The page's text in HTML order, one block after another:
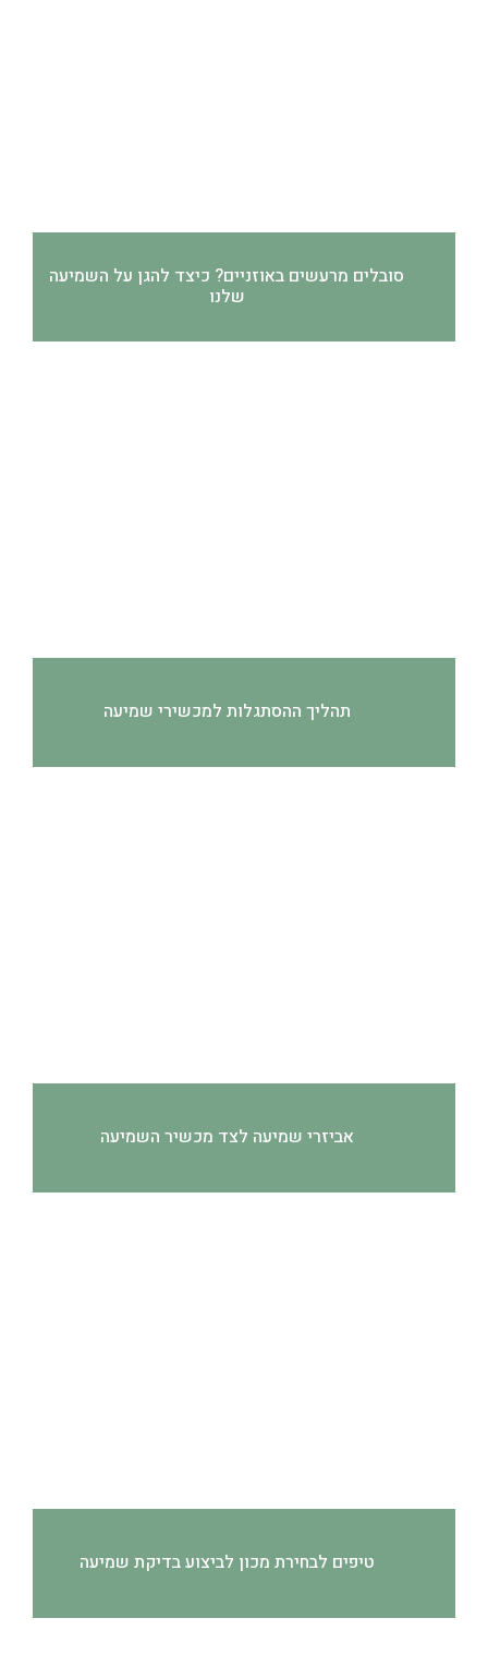
סובלים מרעשים באוזניים? כיצד להגן על השמיעה
שלנו
תהליך ההסתגלות למכשירי שמיעה
אביזרי שמיעה לצד מכשיר השמיעה
טיפים לבחירת מכון לביצוע בדיקת שמיעה